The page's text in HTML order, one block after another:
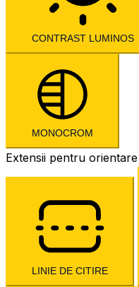
CONTRAST LUMINOS
MONOCROM
Extensii pentru orientare
LINIE DE CITIRE